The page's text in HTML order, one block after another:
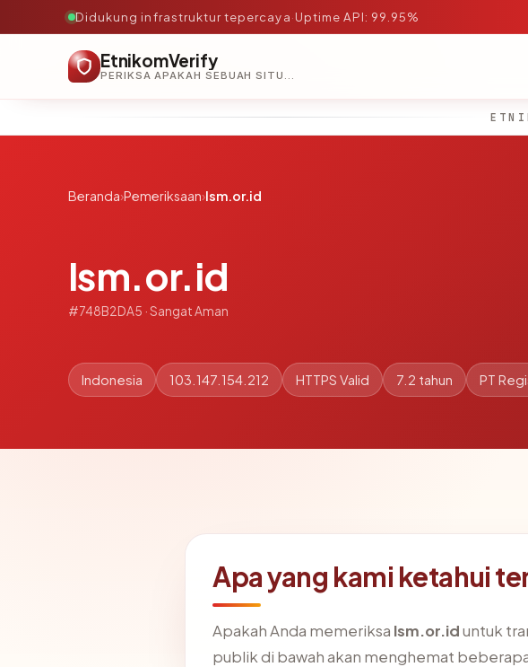
Didukung infrastruktur tepercaya·Uptime API: 99.95%
EtnikomVerify
PERIKSA APAKAH SEBUAH SITUS AMAN, TEPERCAYA, DAN TERVERIFIKASI DALAM HITUNGAN DETIK.
Beranda›Pemeriksaan›lsm.or.id
lsm.or.id
#748B2DA5 · Sangat Aman
Indonesia 103.147.154.212 HTTPS Valid 7.2 tahun PT
Apa yang kami ketahui
Apakah Anda memeriksa lsm.or.iduntuk
publik di bawah akan menghemat